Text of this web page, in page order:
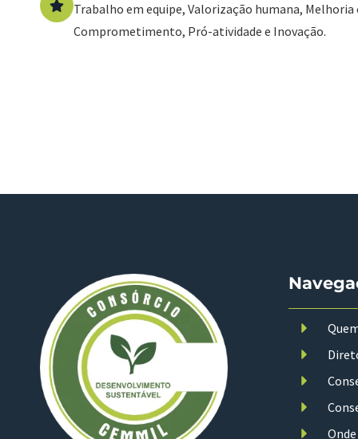
Trabalho em equipe, Valorização humana,
Comprometimento, Pró-atividade e Inovação.